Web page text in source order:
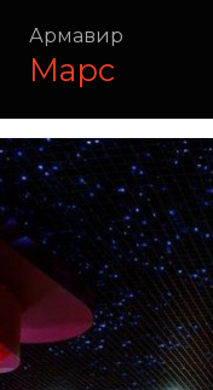
Армавир
Марс
Комсомольская
Краснодарский
Режим работы
Кассы за час до
Касса
Сот.Касса
Администрация